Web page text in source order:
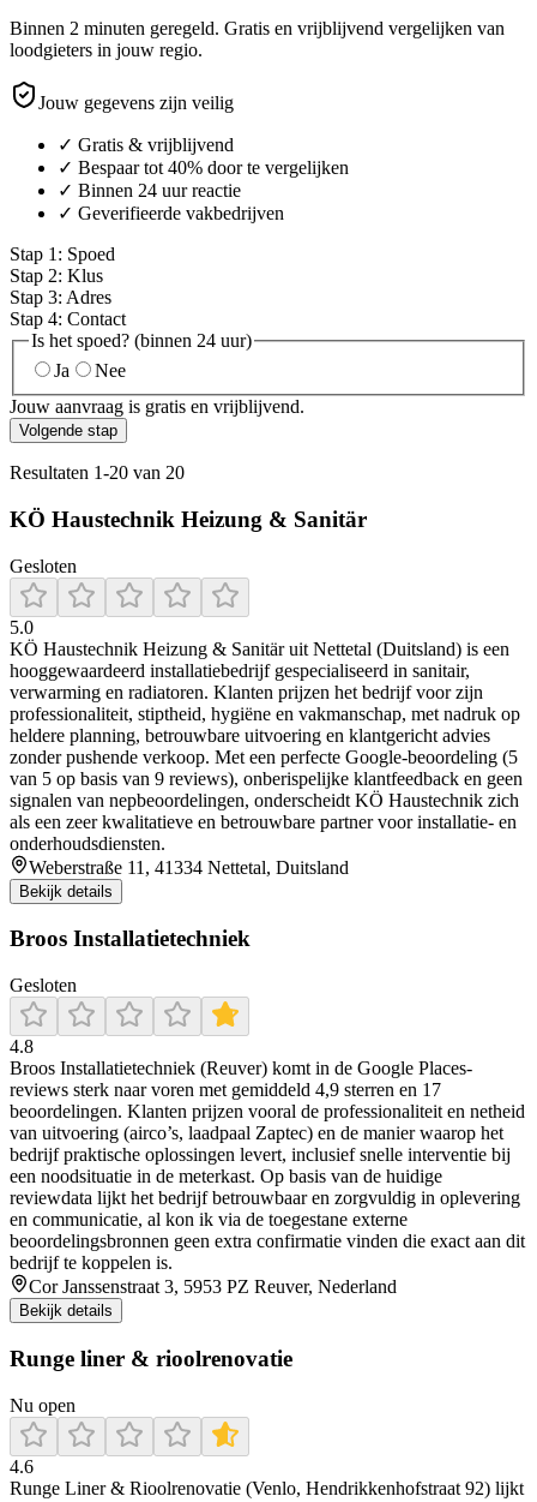
Binnen 2 minuten geregeld. Gratis en vrijblijvend vergelijken van
loodgieters in jouw regio.
Jouw gegevens zijn veilig
✓ Gratis & vrijblijvend
✓ Bespaar tot 40% door te vergelijken
✓ Binnen 24 uur reactie
✓ Geverifieerde vakbedrijven
Stap 1 : Spoed
Stap 2: Klus
Stap 3: Adres
Stap 4: Contact
Is het spoed? (binnen 24 uur)
Ja
Nee
Jouw aanvraag is gratis en vrijblijvend.
Volgende stap
Resultaten 1-20 van 20
KÖ Haustechnik Heizung & Sanitär
Gesloten
5.0
KÖ Haustechnik Heizung & Sanitär uit Nettetal (Duitsland) is een
hooggewaardeerd installatiebedrijf gespecialiseerd in sanitair,
verwarming en radiatoren. Klanten prijzen het bedrijf voor zijn
professionaliteit, stiptheid, hygiëne en vakmanschap, met nadruk op
heldere planning, betrouwbare uitvoering en klantgericht advies
zonder pushende verkoop. Met een perfecte Google-beoordeling (5
van 5 op basis van 9 reviews), onberispelijke klantfeedback en geen
signalen van nepbeoordelingen, onderscheidt KÖ Haustechnik zich
als een zeer kwalitatieve en betrouwbare partner voor installatie- en
onderhoudsdiensten.
Weberstraße 11, 41334 Nettetal, Duitsland
Bekijk details
Broos Installatietechniek
Gesloten
4.8
Broos Installatietechniek (Reuver) komt in de Google Places-
reviews sterk naar voren met gemiddeld 4,9 sterren en 17
beoordelingen. Klanten prijzen vooral de professionaliteit en netheid
van uitvoering (airco’s, laadpaal Zaptec) en de manier waarop het
bedrijf praktische oplossingen levert, inclusief snelle interventie bij
een noodsituatie in de meterkast. Op basis van de huidige
reviewdata lijkt het bedrijf betrouwbaar en zorgvuldig in oplevering
en communicatie, al kon ik via de toegestane externe
beoordelingsbronnen geen extra confirmatie vinden die exact aan dit
bedrijf te koppelen is.
Cor Janssenstraat 3, 5953 PZ Reuver, Nederland
Bekijk details
Runge liner & rioolrenovatie
Nu open
4.6
Runge Liner & Rioolrenovatie (Venlo, Hendrikkenhofstraat 92) lijkt